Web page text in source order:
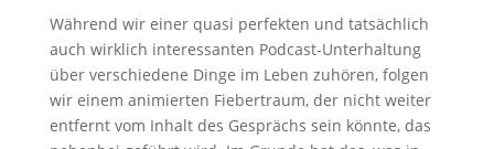
Während wir einer quasi perfekten und tatsächlich
auch wirklich interessanten Podcast-Unterhaltung
über verschiedene Dinge im Leben zuhören, folgen
wir einem animierten Fiebertraum, der nicht weiter
entfernt vom Inhalt des Gesprächs sein könnte, das